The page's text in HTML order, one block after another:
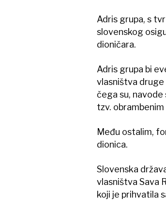
Adris grupa, s
slovenskog
dioničara.
Adris grupa bi
vlasništva druge
čega su, navode
tzv.
Među ostalim,
dionica.
Slovenska
vlasništva Sava
koji je prihvatila